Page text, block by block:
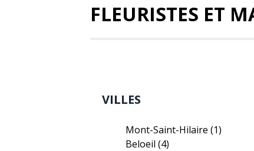
FLEURISTES ET
VILLES
Mont-Saint-Hilaire (1)
Beloeil (4)